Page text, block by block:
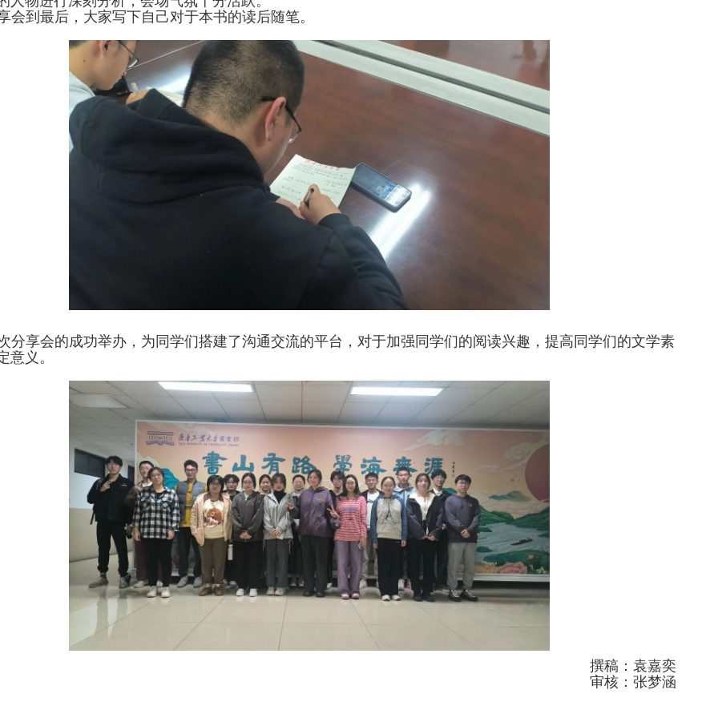
会到最后，大家写下自己对于本书的读后随笔。
分享会的成功举办，为同学们搭建了沟通交流的平台，对于加强同学们的阅读兴趣，提高同学们的文学素
意义。
撰稿：袁嘉奕
审核：张梦涵